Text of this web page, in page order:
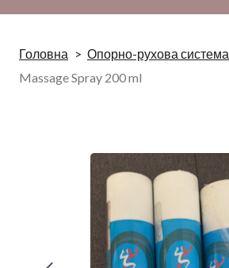
Головна Опорно-рухова система
Massage Spray 200 ml